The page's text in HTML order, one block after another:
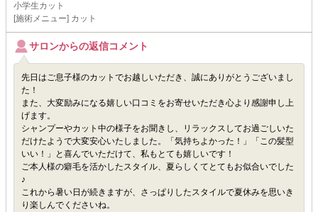
小学生カット
[施術メニュー] カット
サロンからの返信コメント
先日はご息子様のカットでお越しいただき、誠にありがとうございまし
た！
また、大変励みになる嬉しい口コミをお寄せいただき心より感謝申し上
げます。
シャンプーやカット中の様子をお聞きし、リラックスしてお過ごしいた
だけたようで大変安心いたしました。「気持ちよかった！」「この髪型
いい！」と喜んでいただけて、私もとても嬉しいです！
ご本人様の癖毛を活かしたスタイル、夏らしくてとてもお似合いでした
♪
これから暑い日が続きますが、さっぱりしたスタイルで夏休みを思いき
り楽しんでくださいね。